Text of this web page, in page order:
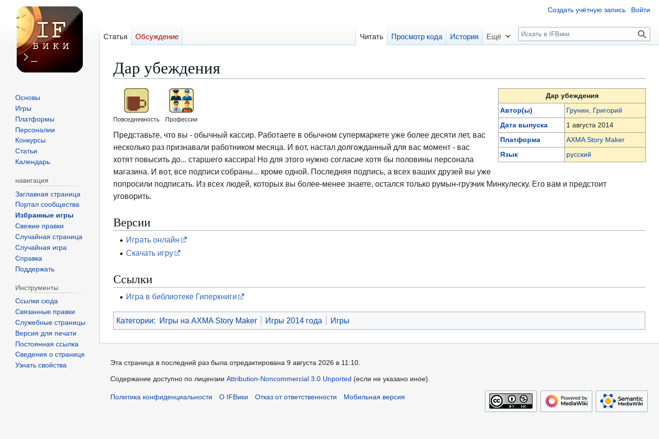
Дар убеждения
Перейти
навигации
Перейти
поиску
Дар убеждения
Автор(ы)
Грунин, Григорий
Дата выпуска
1 августа 2014
Платформа
AXMA Story Maker
Язык
русский
Повседневность Профессии
Представьте, что вы - обычный кассир. Работаете в обычном супермаркете уже более десяти лет, вас
несколько раз признавали работником месяца. И вот, настал долгожданный для вас момент - вас
хотят повысить до... старшего кассира! Но для этого нужно согласие хотя бы половины персонала
магазина. И вот, все подписи собраны... кроме одной. Последняя подпись, а всех ваших друзей вы уже
попросили подписать. Из всех людей, которых вы более-менее знаете, остался только румын-грузчик Минкулеску. Его вам и предстоит
уговорить.
Версии
Играть онлайн
Скачать игру
Ссылки
Игра в библиотеке Гиперкниги
Категории: Игры на AXMA Story Maker Игры 2014 года Игры
Создать учётную запись Войти
Статья Обсуждение Читать Просмотр кода История Ещё
П
о
к
Основы
Игры
Платформы
Персоналии
Конкурсы
Статьи
Календарь
навигация
Заглавная страница
Портал сообщества
Избранные игры
Свежие правки
Случайная страница
Случайная игра
Справка
Поддержать
Инструменты
Ссылки сюда
Связанные правки
Служебные страницы
Версия для печати
Постоянная ссылка
Сведения о странице
Узнать свойства
Эта страница в последний раз была отредактирована 9 августа 2026 в 11:10.
Содержание доступно по лицензииAttribution-Noncommercial 3.0 Unported (если не указано иное).
Политика конфиденциальности О IFВики Отказ от ответственности Мобильная версия